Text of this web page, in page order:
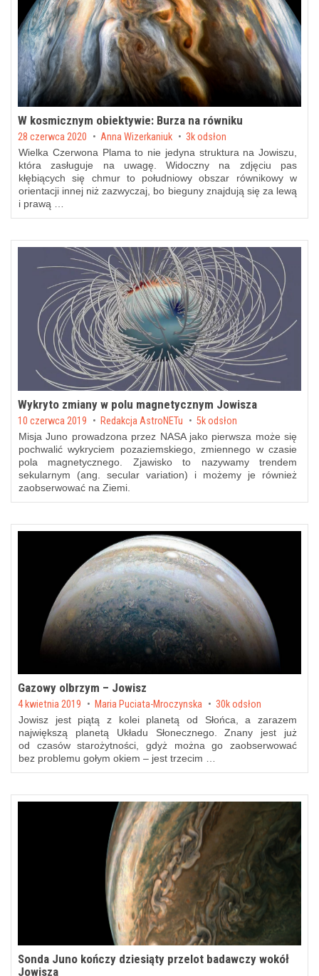
W kosmicznym obiektywie: Burza na równiku
Posted on
28 czerwca 2020 by Anna Wizerkaniuk 3k odsłon
Wielka Czerwona Plama to nie jedyna struktura na Jowiszu,
która zasługuje na uwagę. Widoczny na zdjęciu pas
kłębiących się chmur to południowy obszar równikowy w
orientacji innej niż zazwyczaj, bo bieguny znajdują się za lewą
i prawą …
Wykryto zmiany w polu magnetycznym Jowisza
Posted on
10 czerwca 2019 by Redakcja AstroNETu 5k odsłon
Misja Juno prowadzona przez NASA jako pierwsza może się
pochwalić wykryciem pozaziemskiego, zmiennego w czasie
pola magnetycznego. Zjawisko to nazywamy trendem
sekularnym (ang. secular variation) i możemy je również
zaobserwować na Ziemi.
Gazowy olbrzym – Jowisz
Posted on
4 kwietnia 2019 by Maria Puciata-Mroczynska 30k odsłon
Jowisz jest piątą z kolei planetą od Słońca, a zarazem
największą planetą Układu Słonecznego. Znany jest już
od czasów starożytności, gdyż można go zaobserwować
bez problemu gołym okiem – jest trzecim …
Sonda Juno kończy dziesiąty przelot badawczy wokół
Jowisza